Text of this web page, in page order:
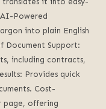
Powered
into plain English
Document Support:
including contracts,
Provides quick
Cost-
page, offering